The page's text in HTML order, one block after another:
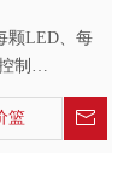
颗LED、每
制
篮